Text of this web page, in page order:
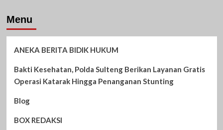
Menu
ANEKA BERITA BIDIK HUKUM
Bakti Kesehatan, Polda Sulteng Berikan Layanan Gratis
Operasi Katarak Hingga Penanganan Stunting
Blog
BOX REDAKSI